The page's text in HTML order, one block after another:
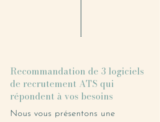
Recommandation de 3 logiciels
de recrutement ATS qui
répondent à vos besoins
Nous vous présentons une